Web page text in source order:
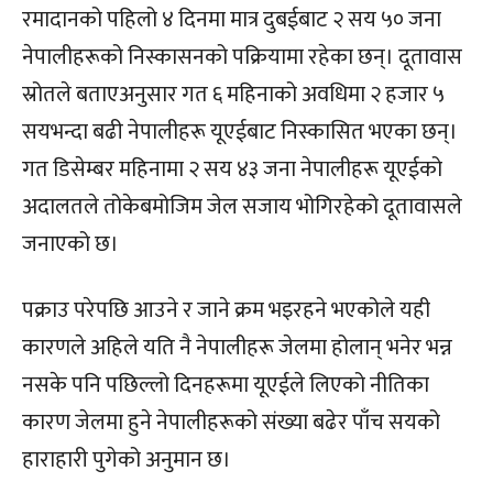
रमादानको पहिलो ४ दिनमा मात्र दुबईबाट २ सय ५० जना
नेपालीहरूको निस्कासनको पक्रियामा रहेका छन्। दूतावास
स्रोतले बताएअनुसार गत ६ महिनाको अवधिमा २ हजार ५
सयभन्दा बढी नेपालीहरू यूएईबाट निस्कासित भएका छन्।
गत डिसेम्बर महिनामा २ सय ४३ जना नेपालीहरू यूएईको
अदालतले तोकेबमोजिम जेल सजाय भोगिरहेको दूतावासले
जनाएको छ।
पक्राउ परेपछि आउने र जाने क्रम भइरहने भएकोले यही
कारणले अहिले यति नै नेपालीहरू जेलमा होलान् भनेर भन्न
नसके पनि पछिल्लो दिनहरूमा यूएईले लिएको नीतिका
कारण जेलमा हुने नेपालीहरूको संख्या बढेर पाँच सयको
हाराहारी पुगेको अनुमान छ।